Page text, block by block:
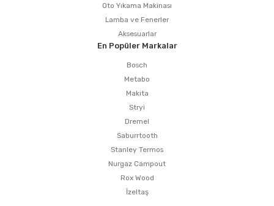
Oto Yıkama Makinası
Lamba ve Fenerler
Aksesuarlar
En Popüler Markalar
Bosch
Metabo
Makita
Stryi
Dremel
Saburrtooth
Stanley Termos
Nurgaz Campout
Rox Wood
İzeltaş